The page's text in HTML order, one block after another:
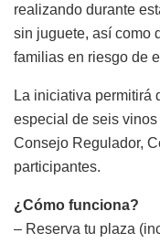
realizando durante
sin juguete, así como
familias en riesgo de
La iniciativa permitirá
especial de seis
Consejo Regulador,
participantes.
¿Cómo funciona?
– Reserva tu plaza